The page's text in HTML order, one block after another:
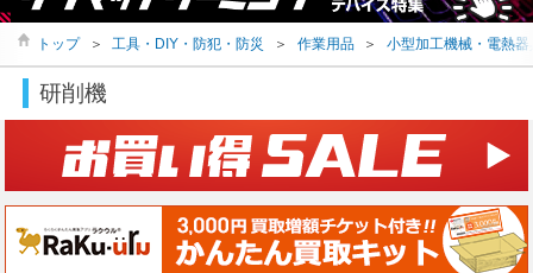
トップ ＞ 工具・DIY・防犯・防災 ＞ 作業用品 ＞ 小型加工機械・電熱器
研削機